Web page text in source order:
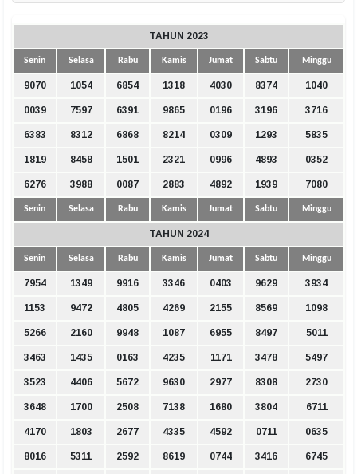
TAHUN 2023
Senin Selasa Rabu Kamis Jumat Sabtu Minggu
9070 1054 6854 1318 4030 8374 1040
0039 7597 6391 9865 0196 3196 3716
6383 8312 6868 8214 0309 1293 5835
1819 8458 1501 2321 0996 4893 0352
6276 3988 0087 2883 4892 1939 7080
Senin Selasa Rabu Kamis Jumat Sabtu Minggu
TAHUN 2024
Senin Selasa Rabu Kamis Jumat Sabtu Minggu
7954 1349 9916 3346 0403 9629 3934
1153 9472 4805 4269 2155 8569 1098
5266 2160 9948 1087 6955 8497 5011
3463 1435 0163 4235 1171 3478 5497
3523 4406 5672 9630 2977 8308 2730
3648 1700 2508 7138 1680 3804 6711
4170 1803 2677 4335 4592 0711 0635
8016 5311 2592 8619 0744 3416 6745